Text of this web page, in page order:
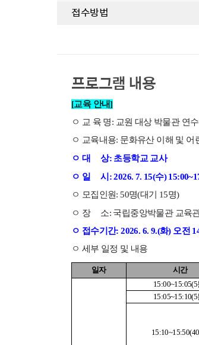
접수방법
프로그램 내용
[교육 안내]
ㅇ 교 육 명: 교원 대상 박물관 연수
ㅇ 교육내용: 문화유산 이해 및 어
ㅇ 대상: 초등학교 교사
ㅇ 일 시: 2026. 7. 15(수)
ㅇ 모집인원: 50명(대기 15명)
ㅇ 장 소: 국립중앙박물관 교육
ㅇ 접수기간: 2026. 6. 9.(화) 오전
ㅇ 세 부 일정 및 내용
일자 시간
15:05~1 5:10(5